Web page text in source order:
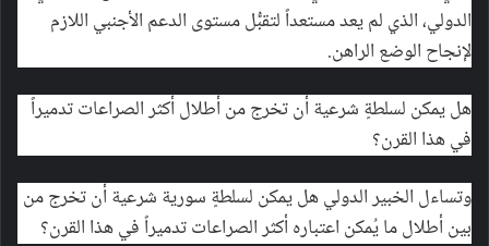
الدولي، الذي لم يعد مستعداً لتقبُّل مستوى الدعم الأجنبي اللازم
لإنجاح الوضع الراهن.
هل يمكن لسلطةٍ شرعية أن تخرج من أطلال أكثر الصراعات تدميراً
في هذا القرن؟
وتساءل الخبير الدولي هل يمكن لسلطةٍ سورية شرعية أن تخرج من
بين أطلال ما يُمكن اعتباره أكثر الصراعات تدميراً في هذا القرن؟